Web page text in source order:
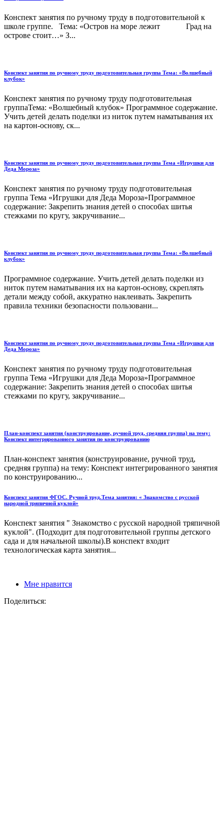
Конспект занятия по ручному труду в подготовительной к
школе группе. Тема: «Остров на море лежит Град на
острове стоит…» З...
Конспект занятия по ручному труду подготовительная группа Тема: «Волшебный
клубок»
Конспект занятия по ручному труду подготовительная
группаТема: «Волшебный клубок» Программное содержание.
Учить детей делать поделки из ниток путем наматывания их
на картон-основу, ск...
Конспект занятия по ручному труду подготовительная группа Тема «Игрушки для
Деда Мороза»
Конспект занятия по ручному труду подготовительная
группа Тема «Игрушки для Деда Мороза»Программное
содержание: Закрепить знания детей о способах шитья
стежками по кругу, закручивание...
Конспект занятия по ручному труду подготовительная группа Тема: «Волшебный
клубок»
Программное содержание. Учить детей делать поделки из
ниток путем наматывания их на картон-основу, скреплять
детали между собой, аккуратно наклеивать. Закрепить
правила техники безопасности пользовани...
Конспект занятия по ручному труду подготовительная группа Тема «Игрушки для
Деда Мороза»
Конспект занятия по ручному труду подготовительная
группа Тема «Игрушки для Деда Мороза»Программное
содержание: Закрепить знания детей о способах шитья
стежками по кругу, закручивание...
План-конспект занятия (конструирование, ручной труд, средняя группа) на тему:
Конспект интегрированного занятия по конструированию
План-конспект занятия (конструирование, ручной труд,
средняя группа) на тему: Конспект интегрированного занятия
по конструированию...
Конспект занятия ФГОС. Ручной труд.Тема занятия: « Знакомство с русской
народной тряпичной куклой»
Конспект занятия " Знакомство с русской народной тряпичной
куклой". (Подходит для подготовительной группы детского
сада и для начальной школы).В конспект входит
технологическая карта занятия...
Мне нравится
Поделиться: